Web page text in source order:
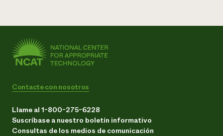
Contacte con nosotros
Llame al 1-800-275-6228
Suscríbase a nuestro boletín informativo
Consultas de los medios de comunicación